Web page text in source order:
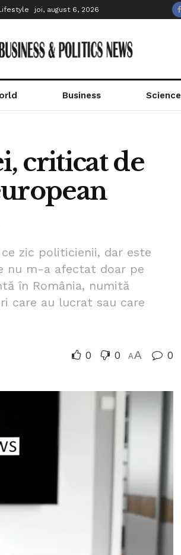
joi, august 6, 2026
Business Science
criticat de
zic politicienii, dar este
nu m-a afectat doar pe
în România, numită
care au lucrat sau care
0 0 AA 0